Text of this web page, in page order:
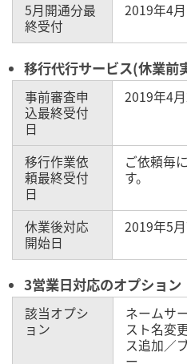
5月開通分最
終受付
2019年4
移行代行サービス(休業前
事前審査申
込最終受付
日
2019年4
移行作業依
頼最終受付
日
ご依頼毎
す。
休業後対応
開始日
2019年5月
3営業日対応のオプション
該当オプシ
ョン
ネームサ
スト名変
ス追加／